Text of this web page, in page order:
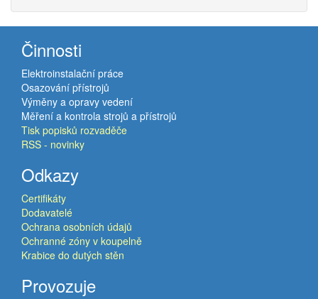
Činnosti
Elektroinstalační práce
Osazování přístrojů
Výměny a opravy vedení
Měření a kontrola strojů a přístrojů
Tisk popisků rozvaděče
RSS - novinky
Odkazy
Certifikáty
Dodavatelé
Ochrana osobních údajů
Ochranné zóny v koupelně
Krabice do dutých stěn
Provozuje